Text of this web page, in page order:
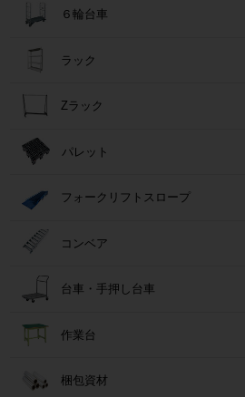
６輪台車
ラック
Zラック
パレット
フォークリフトスロープ
コンベア
台車・手押し台車
作業台
梱包資材